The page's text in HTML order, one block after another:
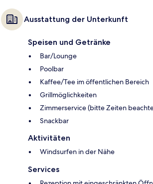
Ausstattung der Unterkunft
Speisen und Getränke
Bar/Lounge
Poolbar
Kaffee/Tee im öffentlichen Bereich
Grillmöglichkeiten
Zimmerservice (bitte Zeiten
Snackbar
Aktivitäten
Windsurfen in der Nähe
Services